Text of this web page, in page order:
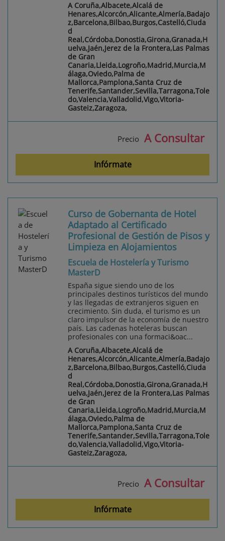
A Coruña,Albacete,Alcalá de
Henares,Alcorcón,Alicante,Almería,Badajo
z,Barcelona,Bilbao,Burgos,Castelló,Ciuda
d
Real,Córdoba,Donostia,Girona,Granada,H
uelva,Jaén,Jerez de la Frontera,Las Palmas
de Gran
Canaria,Lleida,Logroño,Madrid,Murcia,M
álaga,Oviedo,Palma de
Mallorca,Pamplona,Santa Cruz de
Tenerife,Santander,Sevilla,Tarragona,Tole
do,Valencia,Valladolid,Vigo,Vitoria-
Gasteiz,Zaragoza,
Precio A Consultar
Infórmate
Curso de Gobernanta de Hotel
Adaptado al Certificado
Profesional de Gestión de Pisos y
Limpieza en Alojamientos
Escuela de Hostelería y Turismo
MasterD
España sigue siendo uno de los
principales destinos turísticos del mundo
y las llegadas de extranjeros siguen en
crecimiento. Sin duda, el turismo es un
claro impulsor de la economía de nuestro
país. Las cadenas hoteleras buscan
profesionales con una formaci&oac...
A Coruña,Albacete,Alcalá de
Henares,Alcorcón,Alicante,Almería,Badajo
z,Barcelona,Bilbao,Burgos,Castelló,Ciuda
d
Real,Córdoba,Donostia,Girona,Granada,H
uelva,Jaén,Jerez de la Frontera,Las Palmas
de Gran
Canaria,Lleida,Logroño,Madrid,Murcia,M
álaga,Oviedo,Palma de
Mallorca,Pamplona,Santa Cruz de
Tenerife,Santander,Sevilla,Tarragona,Tole
do,Valencia,Valladolid,Vigo,Vitoria-
Gasteiz,Zaragoza,
Precio A Consultar
Infórmate